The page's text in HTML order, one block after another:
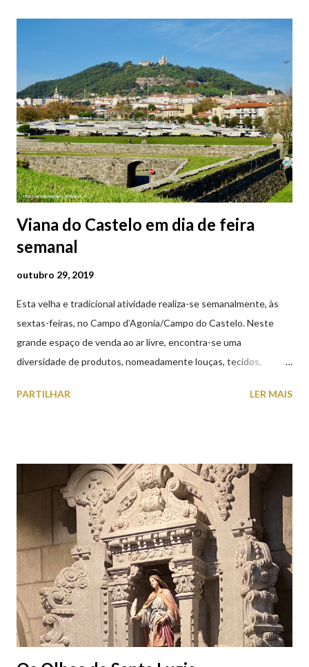
subterrâneos. O Parque da Estação Viana Shopping é grátis de
2ª a 5ª feira a partir das 20:00 (DIAS ÚTEIS)
Viana do Castelo em dia de feira
semanal
outubro 29, 2019
Esta velha e tradicional atividade realiza-se semanalmente, às
sextas-feiras, no Campo d’Agonia/Campo do Castelo. Neste
grande espaço de venda ao ar livre, encontra-se uma
diversidade de produtos, nomeadamente louças, tecidos,
cobres entre muitos outros. Horário de funcionamento | Verão
(2019.10.25) Feira Semanal em Viana do Castelo (2019.10.25)
Feira Semanal em Viana do Castelo (2019.10.25) Feira Semanal
em Viana do Castelo (2019.10.25) Feira Semanal em Viana do
Castelo (2019.10.25) Feira Semanal em Viana do Castelo
(2019.10.25)
PARTILHAR LER MAIS